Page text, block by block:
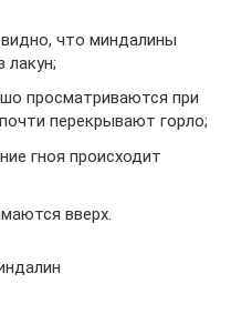
что миндалины
лакун;
просматриваются при
перекрывают горло;
гноя происходит
вверх.